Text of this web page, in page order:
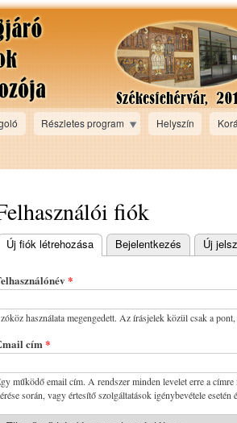
Ugrás a
tartalomra
Részletes program Helyszín
fiók
fülek
Új fiók létrehozása (aktív fül)
Bejelentkezés Új
*
használata megengedett. Az írásjelek közül csak a
cím*
működő email cím. A rendszer minden levelet erre a
során, vagy értesítő szolgáltatások igénybevétele esetén